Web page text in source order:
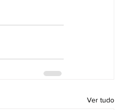
Ver tudo